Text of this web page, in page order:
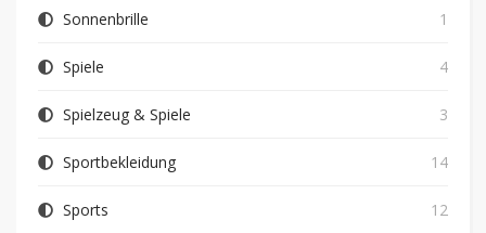
Sonnenbrille 1
Spiele 4
Spielzeug & Spiele 3
Sportbekleidung 14
Sports 12